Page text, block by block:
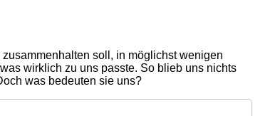
soll, in möglichst wenigen
wirklich zu uns passte. So blieb uns nichts
was bedeuten sie uns?